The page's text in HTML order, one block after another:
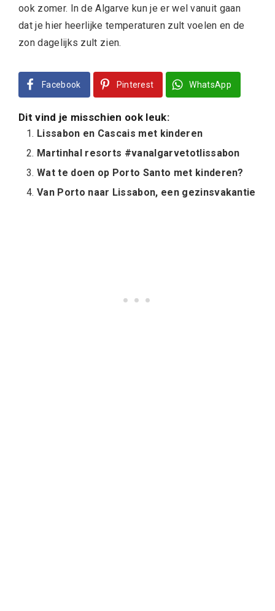
ook zomer. In de Algarve kun je er wel vanuit gaan
dat je hier heerlijke temperaturen zult voelen en de
zon dagelijks zult zien.
Facebook Pinterest WhatsApp
Dit vind je misschien ook leuk:
Lissabon en Cascais met kinderen
Martinhal resorts #vanalgarvetotlissabon
Wat te doen op Porto Santo met kinderen?
Van Porto naar Lissabon, een gezinsvakantie